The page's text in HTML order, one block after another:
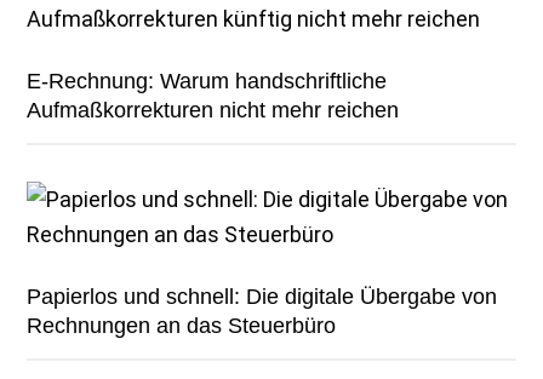
E-Rechnung: Warum handschriftliche
Aufmaßkorrekturen nicht mehr reichen
Papierlos und schnell: Die digitale Übergabe von
Rechnungen an das Steuerbüro